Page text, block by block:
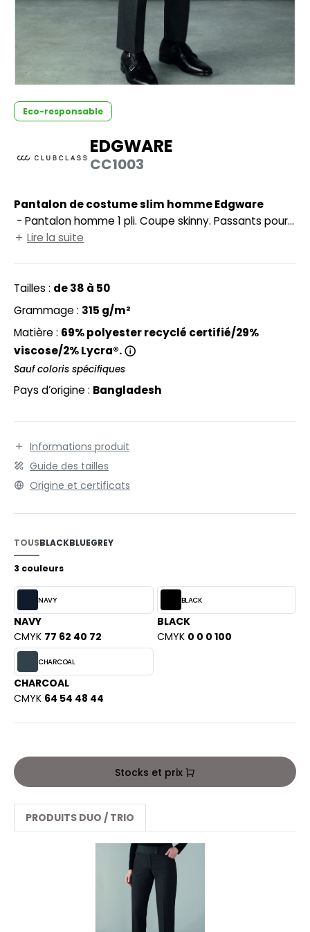
VISIBILITE
MODULABLES
DE MAISON
IN EUROPE
LABEL / TEAR AWAY
SHOPPING
VETEMENTS
SHIRT
- BLOUSON
SI ON L'APPELAIT FRANCIS
BY PROMODORO
HALES
ROW
OF THE LOOM
OF THE LOOM VINTAGE
- BLANKS
COOL
HOODS
T'S
Eco-responsable
EDGWARE
CC1003
Pantalon de costume slim homme Edgware
- Pantalon homme 1 pli. Coupe skinny. Passants pour
ceinture. 2 poches avant. Lavable en machine.
Lire la suite
Tailles : de 38 à 50
Grammage : 315 g/m²
Matière : 69% polyester recyclé certifié/29%
viscose/2% Lycra®.
Sauf coloris spécifiques
Pays d’origine : Bangladesh
Informations produit
Guide des tailles
Origine et certificats
TOUSBLACKBLUEGREY
3 couleurs
NAVY
NAVY
CMYK 77 62 40 72
BLACK
BLACK
CMYK 0 0 0 100
CHARCOAL
CHARCOAL
CMYK 64 54 48 44
Stocks et prix
PRODUITS DUO / TRIO